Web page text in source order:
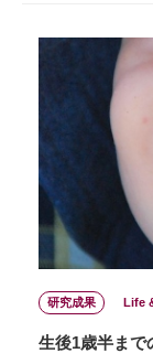
研究成果 Life
⽣後1歳半まで